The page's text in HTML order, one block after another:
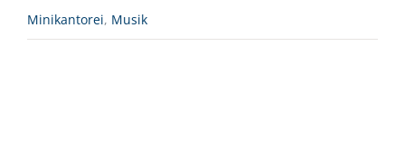
Minikantorei, Musik